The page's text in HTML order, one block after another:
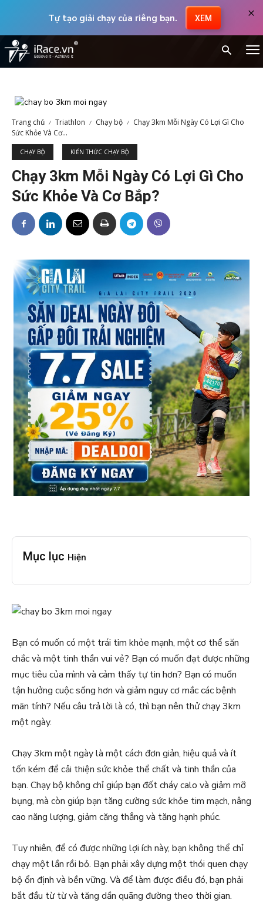
Tự tạo giải chạy của riêng bạn. XEM ×
Trang chủ Triathlon Chạy bộ
Chạy 3km Mỗi Ngày Có Lợi Gì Cho
Sức Khỏe Và Cơ...
CHẠY BỘ KIẾN THỨC CHẠY BỘ
Chạy 3km Mỗi Ngày Có Lợi Gì Cho
Sức Khỏe Và Cơ Bắp?
Mục lục Hiện
Bạn có muốn có một trái tim khỏe mạnh, một cơ thể săn
chắc và một tinh thần vui vẻ? Bạn có muốn đạt được những
mục tiêu của mình và cảm thấy tự tin hơn? Bạn có muốn
tận hưởng cuộc sống hơn và giảm nguy cơ mắc các bệnh
mãn tính? Nếu câu trả lời là có, thì bạn nên thử chạy 3km
một ngày.
Chạy 3km một ngày là một cách đơn giản, hiệu quả và ít
tốn kém để cải thiện sức khỏe thể chất và tinh thần của
bạn. Chạy bộ không chỉ giúp bạn đốt cháy calo và giảm mỡ
bụng, mà còn giúp bạn tăng cường sức khỏe tim mạch, nâng
cao năng lượng, giảm căng thẳng và tăng hạnh phúc.
Tuy nhiên, để có được những lợi ích này, bạn không thể chỉ
chạy một lần rồi bỏ. Bạn phải xây dựng một thói quen chạy
bộ ổn định và bền vững. Và để làm được điều đó, bạn phải
bắt đầu từ từ và tăng dần quãng đường theo thời gian.